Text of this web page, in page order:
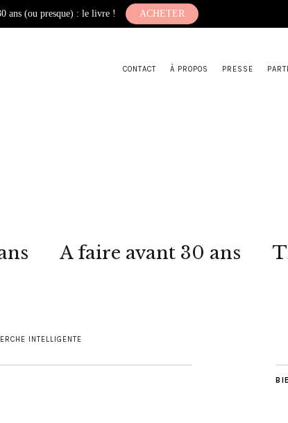
CONTACT À PROPOS PRESSE
A faire avant 30 ans
INTELLIGENTE
ans (ou presque) : le livre ! ACHETER